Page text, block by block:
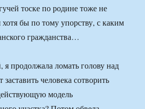
тоске по родине тоже не
бы по тому упорству, с каким
гражданства…
продолжала ломать голову над
заставить человека сотворить
модель